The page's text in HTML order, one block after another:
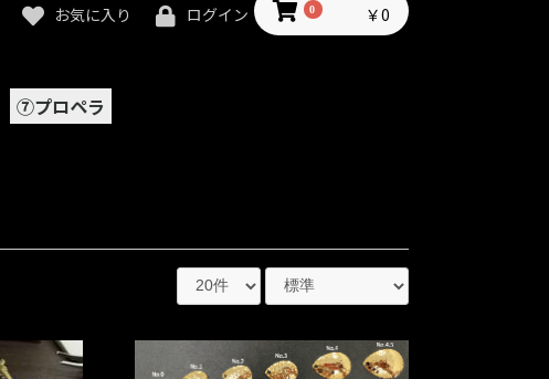
お気に入り ログイン 0 ￥0
⑦プロペラ